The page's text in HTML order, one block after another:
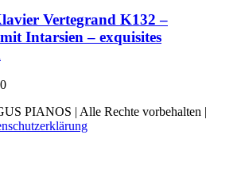
Vertegrand K132 –
Intarsien – exquisites
PIANOS | Alle Rechte vorbehalten |